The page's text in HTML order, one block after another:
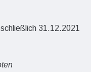
31.12.2021